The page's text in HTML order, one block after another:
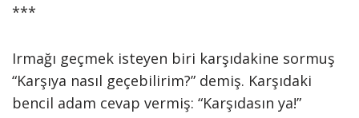
***
Irmağı geçmek isteyen biri karşıdakine sormuş
“Karşıya nasıl geçebilirim?” demiş. Karşıdaki
bencil adam cevap vermiş: “Karşıdasın ya!”